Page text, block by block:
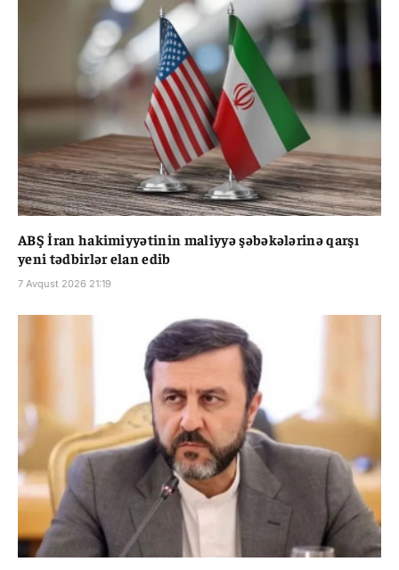
ABŞ İran hakimiyyətinin maliyyə şəbəkələrinə qarşı
yeni tədbirlər elan edib
7 Avqust 2026 21:19